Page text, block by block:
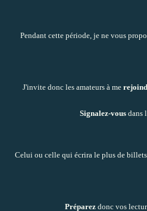
Pendant cette période, je ne vous
J'invite donc les amateurs à me
Signalez-vousdans
Celui ou celle qui écrira le plus de
Préparezdonc vos